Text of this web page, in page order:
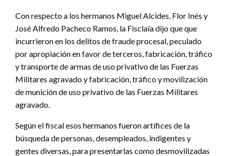
Con respecto a los hermanos Miguel Alcides, Flor Inés y
José Alfredo Pacheco Ramos, la Fisclaía dijo que que
incurrieron en los delitos de fraude procesal, peculado
por apropiación en favor de terceros, fabricación, tráfico
y transporte de armas de uso privativo de las Fuerzas
Militares agravado y fabricación, tráfico y movilización
de munición de uso privativo de las Fuerzas Militares
agravado.
Según el fiscal esos hermanos fueron artífices de la
búsqueda de personas, desempleados, indigentes y
gentes diversas, para presentarlas como desmovilizadas